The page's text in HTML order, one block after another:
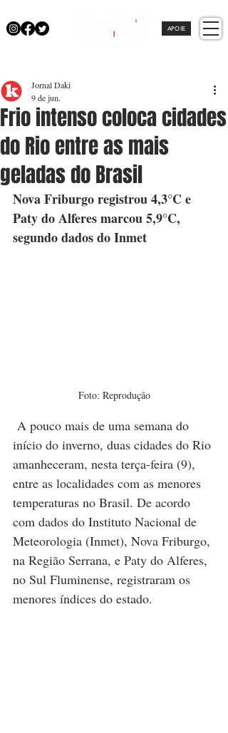
APOIE
Frio intenso coloca cidades
do Rio entre as mais
geladas do Brasil
Jornal Daki
9 de jun.
Nova Friburgo registrou 4,3°C e
Paty do Alferes marcou 5,9°C,
segundo dados do Inmet
Foto: Reprodução
A pouco mais de uma semana do
início do inverno, duas cidades do Rio
amanheceram, nesta terça-feira (9),
entre as localidades com as menores
temperaturas no Brasil. De acordo
com dados do Instituto Nacional de
Meteorologia (Inmet), Nova Friburgo,
na Região Serrana, e Paty do Alferes,
no Sul Fluminense, registraram os
menores índices do estado.